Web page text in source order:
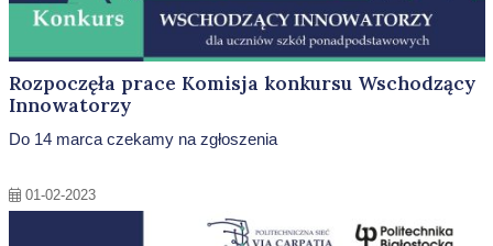
Rozpoczęła prace Komisja konkursu Wschodzący
Innowatorzy
Do 14 marca czekamy na zgłoszenia
01-02-2023